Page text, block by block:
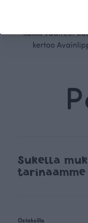
kaikki vaatteet
kertoo
Sukella
tarinaamme
Ostoksille